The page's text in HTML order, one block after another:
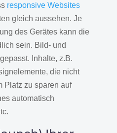
responsive Websites
gleich aussehen. Je
des Gerätes kann die
sein. Bild- und
Inhalte, z.B.
die nicht
Platz zu sparen auf
automatisch